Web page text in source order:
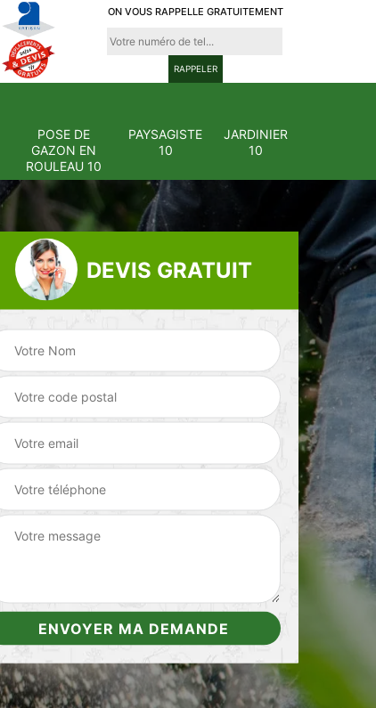
ON VOUS RAPPELLE GRATUITEMENT
POSE DE
GAZON EN
ROULEAU 10
PAYSAGISTE
10
JARDINIER
10
changement
grillage et clôture
Pose de gazon en
rouleau 10
DEVIS GRATUIT